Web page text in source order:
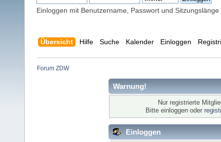
Einloggen mit Benutzername, Passwort und Sitzungslänge
Übersicht Hilfe Suche Kalender Einloggen
Forum ZDW
Warnung!
Nur registrierte
Bitte einloggen oder
Einloggen